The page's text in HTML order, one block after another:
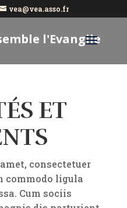
vea@vea.asso.fr
l'Evangile
ET
consectetuer
commodo ligula
Cum sociis